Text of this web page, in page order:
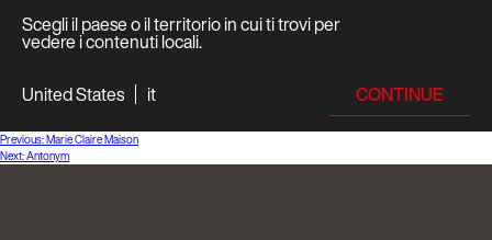
Scegli il paese o il territorio in cui ti trovi per
vedere i contenuti locali.
United States
it CONTINUE
Navigazione
articoli
Previous:Marie Claire Maison
Next:Antonym